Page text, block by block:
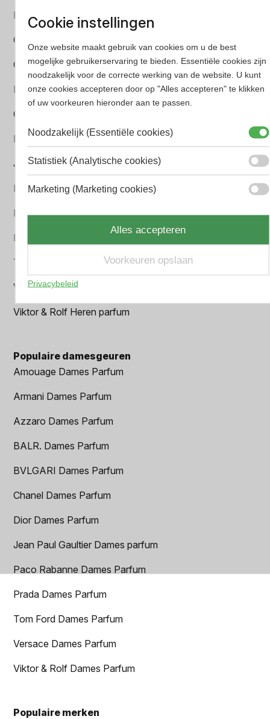
BVLGARI Heren parfum
Chanel Heren parfum
Creed heren parfum
Dior Heren parfum
Geurpakket
Hugo Boss Heren parfum
Jean Paul Gaultier Heren parfum
Paco Rabanne Heren parfum
Parfum Gift Set
Prada Heren parfum
Tom Ford Heren parfum
Versace Heren parfum
Viktor & Rolf Heren parfum
Populaire damesgeuren
Amouage Dames Parfum
Armani Dames Parfum
Azzaro Dames Parfum
BALR. Dames Parfum
BVLGARI Dames Parfum
Chanel Dames Parfum
Dior Dames Parfum
Jean Paul Gaultier Dames parfum
Paco Rabanne Dames Parfum
Prada Dames Parfum
Tom Ford Dames Parfum
Versace Dames Parfum
Viktor & Rolf Dames Parfum
Populaire merken
Cookie instellingen
Onze website maakt gebruik van cookies om u de best
mogelijke gebruikerservaring te bieden. Essentiële cookies zijn
noodzakelijk voor de correcte werking van de website. U kunt
onze cookies accepteren door op "Alles accepteren" te klikken
of uw voorkeuren hieronder aan te passen.
Noodzakelijk (Essentiële cookies)
Statistiek (Analytische cookies)
Marketing (Marketing cookies)
Alles accepteren
Voorkeuren opslaan
Privacybeleid